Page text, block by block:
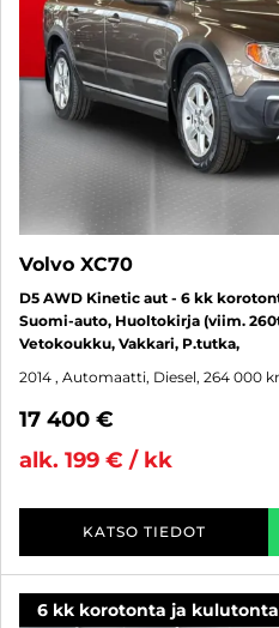
Volvo XC70
D5 AWD Kinetic aut - 6 kk
Suomi-auto, Huoltokirja (viim.
Vetokoukku, Vakkari, P.tutka,
2014 , Automaatti, Diesel, 264 000
17 400 €
alk. 199 € / kk
KATSO TIEDOT
6 kk korotonta ja kulutonta